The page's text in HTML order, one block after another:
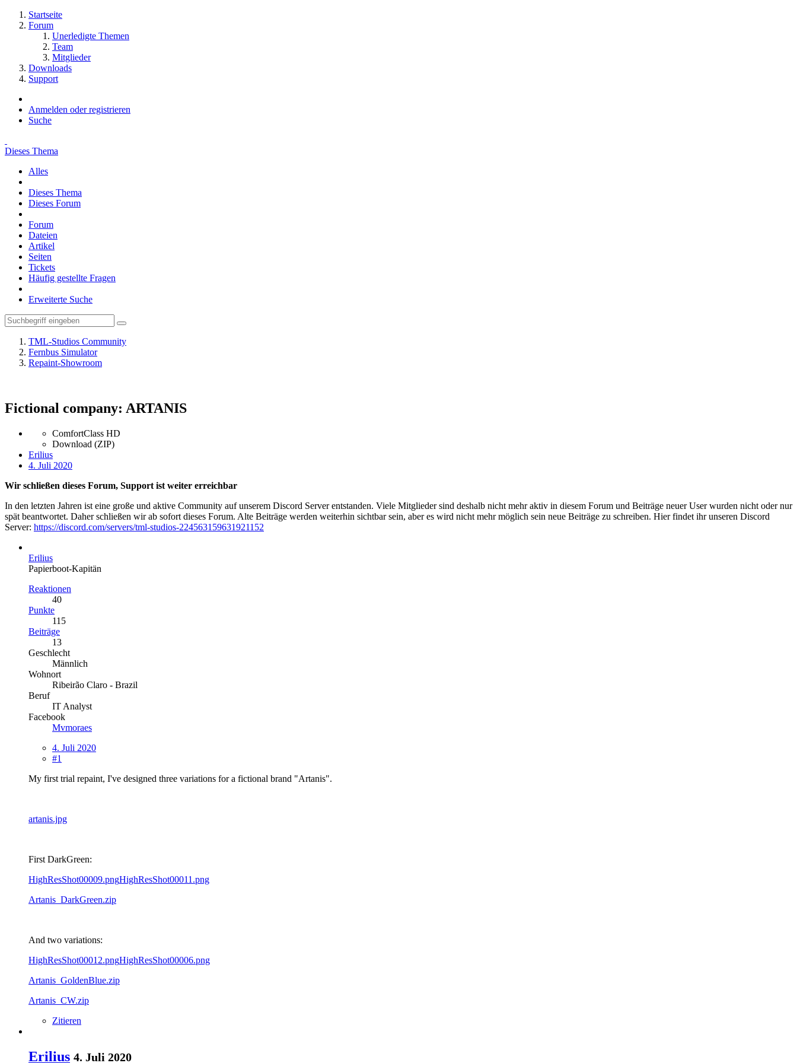
Startseite
Forum
Unerledigte Themen
Team
Mitglieder
Downloads
Support
Anmelden oder registrieren
Suche
Dieses Thema
Alles
Dieses Thema
Dieses Forum
Forum
Dateien
Artikel
Seiten
Tickets
Häufig gestellte Fragen
Erweiterte Suche
TML-Studios Community
Fernbus Simulator
Repaint-Showroom
Fictional company: ARTANIS
ComfortClass HD
Download (ZIP)
Erilius
4. Juli 2020
Wir schließen dieses Forum, Support ist weiter erreichbar
In den letzten Jahren ist eine große und aktive Community auf unserem Discord Server entstanden. Viele Mitglieder sind deshalb nicht mehr aktiv in diesem Forum und Beiträge neuer User wurden nicht oder nur
spät beantwortet. Daher schließen wir ab sofort dieses Forum. Alte Beiträge werden weiterhin sichtbar sein, aber es wird nicht mehr möglich sein neue Beiträge zu schreiben. Hier findet ihr unseren Discord
Server: https://discord.com/servers/tml-studios-224563159631921152
Erilius
Papierboot-Kapitän
Reaktionen
40
Punkte
115
Beiträge
13
Geschlecht
Männlich
Wohnort
Ribeirão Claro - Brazil
Beruf
IT Analyst
Facebook
Mvmoraes
4. Juli 2020
#1
My first trial repaint, I've designed three variations for a fictional brand "Artanis".
artanis.jpg
First DarkGreen:
HighResShot00009.pngHighResShot00011.png
Artanis_DarkGreen.zip
And two variations:
HighResShot00012.pngHighResShot00006.png
Artanis_GoldenBlue.zip
Artanis_CW.zip
Zitieren
Erilius 4. Juli 2020